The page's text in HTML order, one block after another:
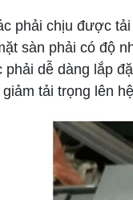
phải chịu được
sàn phải có độ
phải dễ dàng lắp
giảm tải trọng lên